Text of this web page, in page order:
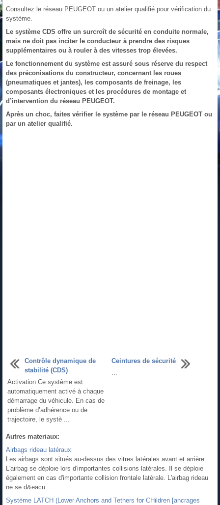
Consultez le réseau PEUGEOT ou un atelier qualifié pour vérification du
système.
Le système CDS offre un surcroît de sécurité en conduite normale,
mais ne doit pas inciter le conducteur à prendre des risques
supplémentaires ou à rouler à des vitesses trop élevées.
Le fonctionnement du système est assuré sous réserve du respect
des préconisations du constructeur, concernant les roues
(pneumatiques et jantes), les composants de freinage, les
composants électroniques et les procédures de montage et
d’intervention du réseau PEUGEOT.
Après un choc, faites vérifier le système par le réseau PEUGEOT ou
par un atelier qualifié.
Contrôle dynamique de
stabilité (CDS)
Activation Ce système est
automatiquement activé à chaque
démarrage du véhicule. En cas de
problème d’adhérence ou de
trajectoire, le systè ...
Ceintures de sécurité
Autres materiaux:
Airbags rideau latéraux
Les airbags sont situés au-dessus des vitres latérales avant et arrière.
L'airbag se déploie lors d'importantes collisions latérales. Il se déploie
également en cas d'importante collision frontale latérale. L'airbag rideau
ne se d&eacu ...
Système LATCH (Lower Anchors and Tethers for CHildren [ancrages